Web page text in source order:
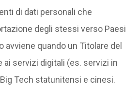
di dati personali che
degli stessi verso Paesi
quando un Titolare del
servizi digitali (es. servizi in
Tech statunitensi e cinesi.